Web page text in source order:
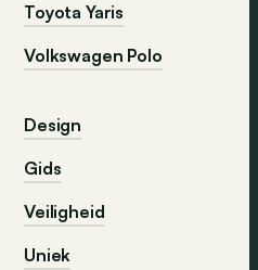
Toyota Yaris
Volkswagen Polo
Design
Gids
Veiligheid
Uniek